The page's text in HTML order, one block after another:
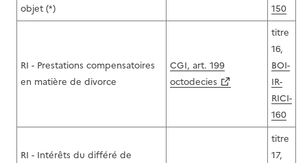
objet (*)
150
RI - Prestations compensatoires
en matière de divorce
CGI, art. 199
octodecies
titre
16,
BOI-
IR-
RICI-
160
RI - Intérêts du différé de
titre
17,